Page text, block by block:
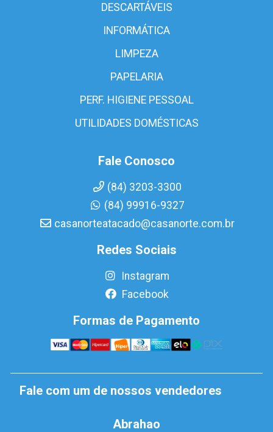
DESCARTÁVEIS
INFORMÁTICA
LIMPEZA
PAPELARIA
PERF. HIGIENE PESSOAL
UTILIDADES DOMÉSTICAS
Fale Conosco
(84) 3203-3300
(84) 99916-9327
casanorteatacado@casanorte.com.br
Redes Sociais
Instagram
Facebook
Formas de Pagamento
Fale com um de nossos vendedores
Abrahao